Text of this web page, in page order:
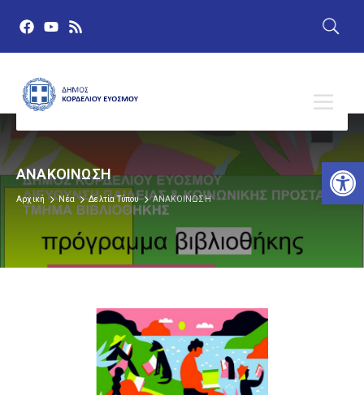
ΑΝΑΚΟΙΝΩΣΗ
Αρχική Νέα Δελτία Τύπου ΑΝΑΚΟΙΝΩΣΗ